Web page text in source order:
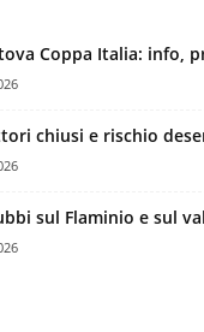
Coppa Italia: info,
chiusi e rischio
sul Flaminio e sul